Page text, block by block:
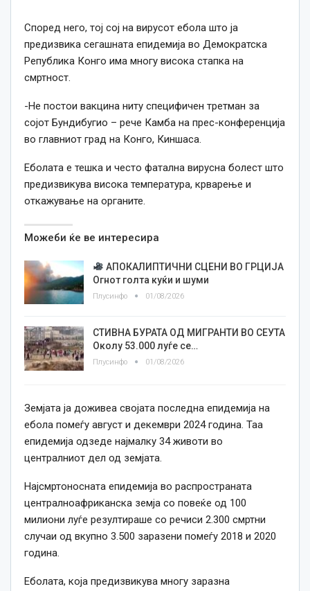
Според него, тој сој на вирусот ебола што ја
предизвика сегашната епидемија во Демократска
Република Конго има многу висока стапка на
смртност.
-Не постои вакцина ниту специфичен третман за
сојот Бундибугио – рече Камба на прес-конференција
во главниот град на Конго, Киншаса.
Еболата е тешка и често фатална вирусна болест што
предизвикува висока температура, крварење и
откажување на органите.
Можеби ќе ве интересира
АПОКАЛИПТИЧНИ СЦЕНИ ВО ГРЦИЈА
Огнот голта куќи и шуми
Плусинфо 01/08/2026
СТИВНА БУРАТА ОД МИГРАНТИ ВО СЕУТА
Околу 53.000 луѓе се…
Плусинфо 01/08/2026
Земјата ја доживеа својата последна епидемија на
ебола помеѓу август и декември 2024 година. Таа
епидемија одзеде најмалку 34 животи во
централниот дел од земјата.
Најсмртоносната епидемија во распространата
централноафриканска земја со повеќе од 100
милиони луѓе резултираше со речиси 2.300 смртни
случаи од вкупно 3.500 заразени помеѓу 2018 и 2020
година.
Еболата, која предизвикува многу заразна